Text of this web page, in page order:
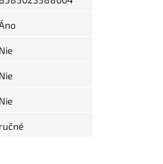
Nie
Nie
Nie
ručné